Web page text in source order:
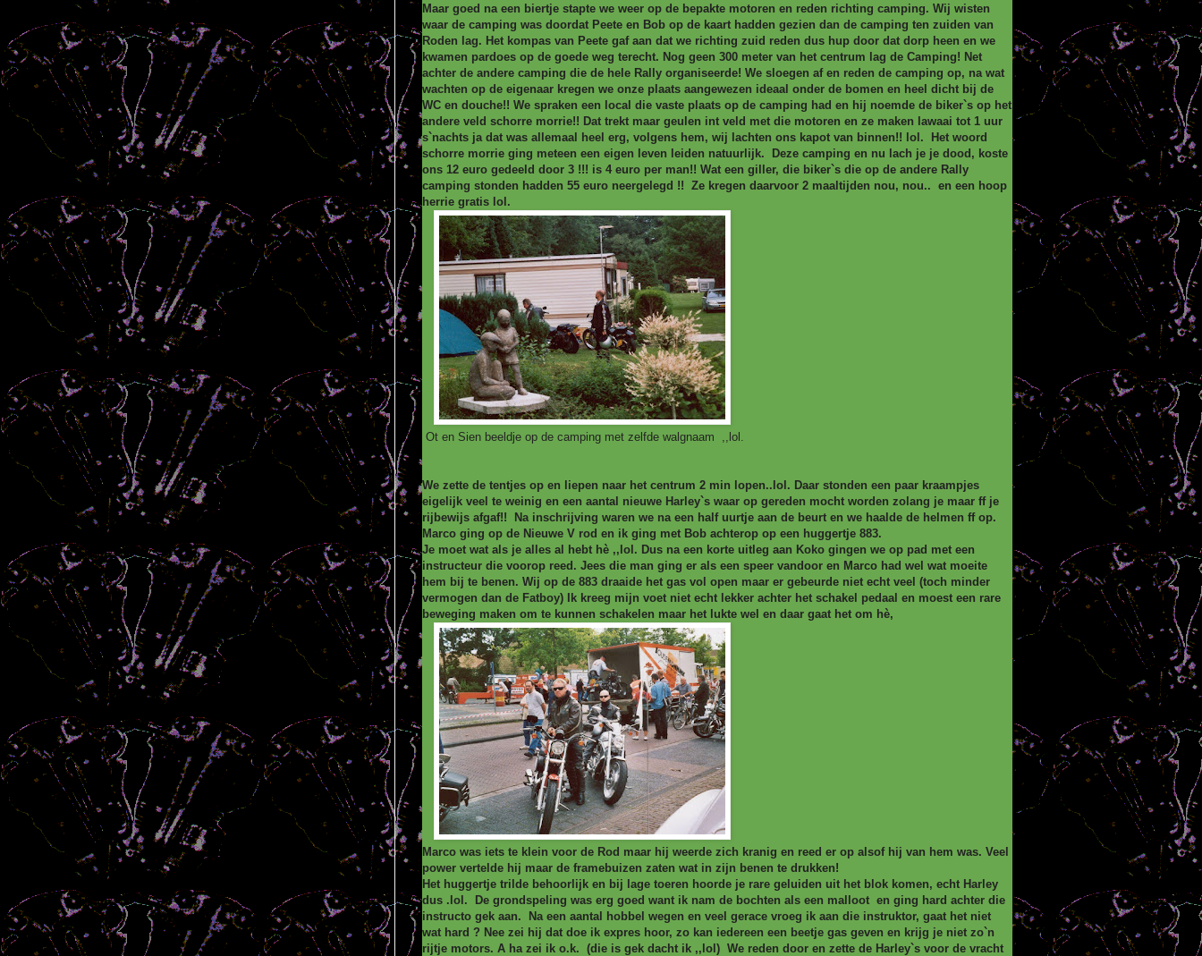
Maar goed na een biertje stapte we weer op de bepakte motoren en reden richting camping. Wij wisten
waar de camping was doordat Peete en Bob op de kaart hadden gezien dan de camping ten zuiden van
Roden lag. Het kompas van Peete gaf aan dat we richting zuid reden dus hup door dat dorp heen en we
kwamen pardoes op de goede weg terecht. Nog geen 300 meter van het centrum lag de Camping! Net
achter de andere camping die de hele Rally organiseerde! We sloegen af en reden de camping op, na wat
wachten op de eigenaar kregen we onze plaats aangewezen ideaal onder de bomen en heel dicht bij de
WC en douche!! We spraken een local die vaste plaats op de camping had en hij noemde de biker`s op het
andere veld schorre morrie!! Dat trekt maar geulen int veld met die motoren en ze maken lawaai tot 1 uur
s`nachts ja dat was allemaal heel erg, volgens hem, wij lachten ons kapot van binnen!! lol. Het woord
schorre morrie ging meteen een eigen leven leiden natuurlijk. Deze camping en nu lach je je dood, koste
ons 12 euro gedeeld door 3 !!! is 4 euro per man!! Wat een giller, die biker`s die op de andere Rally
camping stonden hadden 55 euro neergelegd !! Ze kregen daarvoor 2 maaltijden nou, nou.. en een hoop
herrie gratis lol.
Ot en Sien beeldje op de camping met zelfde walgnaam ,,lol.
We zette de tentjes op en liepen naar het centrum 2 min lopen..lol. Daar stonden een paar kraampjes
eigelijk veel te weinig en een aantal nieuwe Harley`s waar op gereden mocht worden zolang je maar ff je
rijbewijs afgaf!! Na inschrijving waren we na een half uurtje aan de beurt en we haalde de helmen ff op.
Marco ging op de Nieuwe V rod en ik ging met Bob achterop op een huggertje 883.
Je moet wat als je alles al hebt hè ,,lol. Dus na een korte uitleg aan Koko gingen we op pad met een
instructeur die voorop reed. Jees die man ging er als een speer vandoor en Marco had wel wat moeite
hem bij te benen. Wij op de 883 draaide het gas vol open maar er gebeurde niet echt veel (toch minder
vermogen dan de Fatboy) Ik kreeg mijn voet niet echt lekker achter het schakel pedaal en moest een rare
beweging maken om te kunnen schakelen maar het lukte wel en daar gaat het om hè,
Marco was iets te klein voor de Rod maar hij weerde zich kranig en reed er op alsof hij van hem was. Veel
power vertelde hij maar de framebuizen zaten wat in zijn benen te drukken!
Het huggertje trilde behoorlijk en bij lage toeren hoorde je rare geluiden uit het blok komen, echt Harley
dus .lol. De grondspeling was erg goed want ik nam de bochten als een malloot en ging hard achter die
instructo gek aan. Na een aantal hobbel wegen en veel gerace vroeg ik aan die instruktor, gaat het niet
wat hard ? Nee zei hij dat doe ik expres hoor, zo kan iedereen een beetje gas geven en krijg je niet zo`n
rijtje motors. A ha zei ik o.k. (die is gek dacht ik ,,lol) We reden door en zette de Harley`s voor de vracht